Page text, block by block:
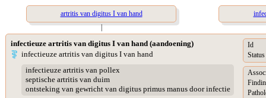
artritis van digitus I van hand
|
infectieuze artritis van digitus I van hand (aandoening)
infectieuze artritis van digitus I van hand
infectieuze artritis van pollex
septische artritis van duim
ontsteking van gewricht van digitus primus manus door infectie
Id
Status